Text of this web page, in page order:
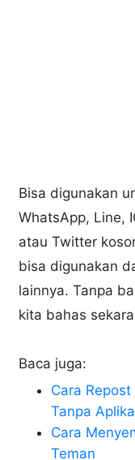
Bisa digunakan
WhatsApp, Line,
atau Twitter
bisa digunakan
lainnya. Tanpa
kita bahas
Baca juga:
Cara
Tanpa
Cara
Teman